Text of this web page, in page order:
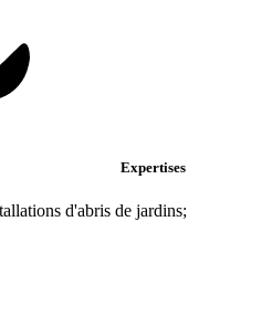
Expertises
d'abris de jardins;